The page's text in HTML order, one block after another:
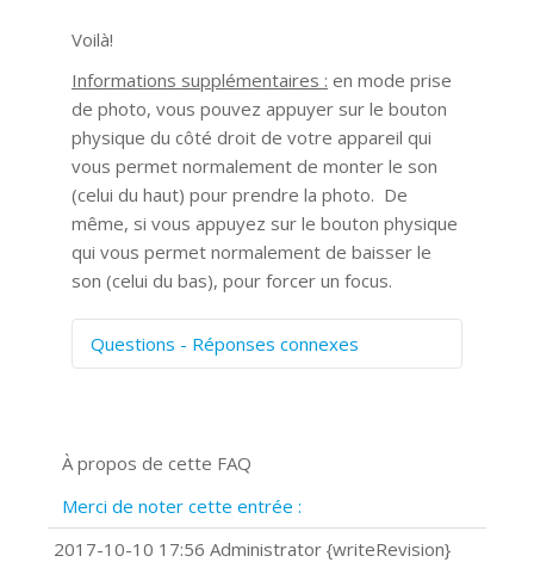
Voilà!
Informations supplémentaires : en mode prise
de photo, vous pouvez appuyer sur le bouton
physique du côté droit de votre appareil qui
vous permet normalement de monter le son
(celui du haut) pour prendre la photo. De
même, si vous appuyez sur le bouton physique
qui vous permet normalement de baisser le
son (celui du bas), pour forcer un focus.
Questions - Réponses connexes
Prise de vue 360°
?
Comment installer Google Chrome ?
À propos de cette FAQ
Merci de noter cette entrée :
2017-10-10 17:56 Administrator {writeRevision}